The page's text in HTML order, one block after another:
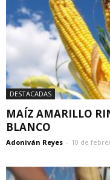
DESTACADAS
MAÍZ AMARILLO
BLANCO
Adoniván Reyes - 10 de